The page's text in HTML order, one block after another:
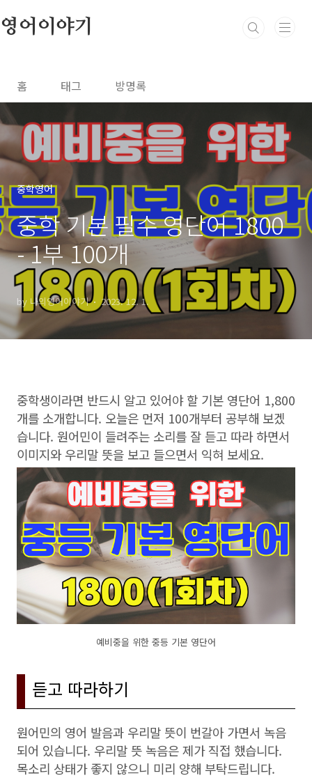
영어이야기
홈 태그 방명록
중학영어
중학 기본 필수 영단어 1800
- 1부 100개
by 나의영어이야기 2023. 12. 1.
중학생이라면 반드시 알고 있어야 할 기본 영단어 1,800
개를 소개합니다. 오늘은 먼저 100개부터 공부해 보겠
습니다. 원어민이 들려주는 소리를 잘 듣고 따라 하면서
이미지와 우리말 뜻을 보고 들으면서 익혀 보세요.
예비중을 위한 중등 기본 영단어
듣고 따라하기
원어민의 영어 발음과 우리말 뜻이 번갈아 가면서 녹음
되어 있습니다. 우리말 뜻 녹음은 제가 직접 했습니다.
목소리 상태가 좋지 않으니 미리 양해 부탁드립니다.